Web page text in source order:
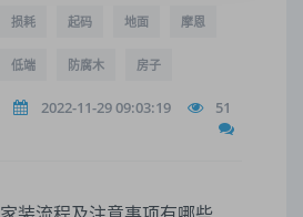
损耗 起码 地面 摩恩
低端 防腐木 房子
2022-11-29 09:03:19 51